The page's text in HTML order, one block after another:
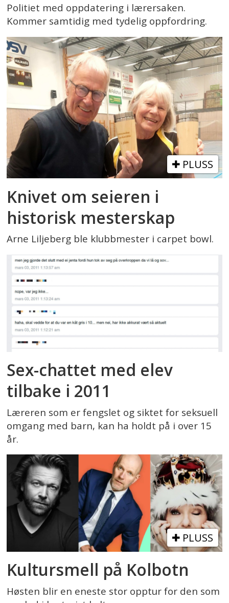
Politiet med oppdatering i lærersaken.
Kommer samtidig med tydelig oppfordring.
PLUSS
Knivet om seieren i
historisk mesterskap
Arne Liljeberg ble klubbmester i carpet bowl.
Sex-chattet med elev
tilbake i 2011
Læreren som er fengslet og siktet for seksuell
omgang med barn, kan ha holdt på i over 15
år.
PLUSS
Kultursmell på Kolbotn
Høsten blir en eneste stor opptur for den som